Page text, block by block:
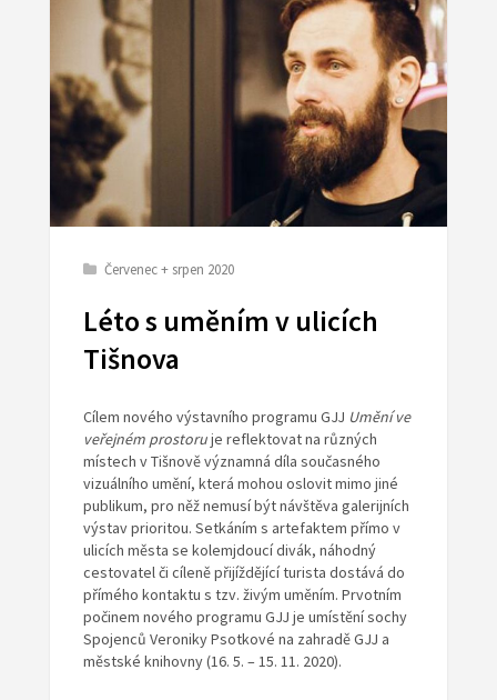
Červenec + srpen 2020
Léto s uměním v ulicích
Tišnova
Cílem nového výstavního programu GJJ Umění ve
veřejném prostoruje reflektovat na různých
místech v Tišnově významná díla současného
vizuálního umění, která mohou oslovit mimo jiné
publikum, pro něž nemusí být návštěva galerijních
výstav prioritou. Setkáním s artefaktem přímo v
ulicích města se kolemjdoucí divák, náhodný
cestovatel či cíleně přijíždějící turista dostává do
přímého kontaktu s tzv. živým uměním. Prvotním
počinem nového programu GJJ je umístění sochy
Spojenců Veroniky Psotkové na zahradě GJJ a
městské knihovny (16. 5. – 15. 11. 2020).